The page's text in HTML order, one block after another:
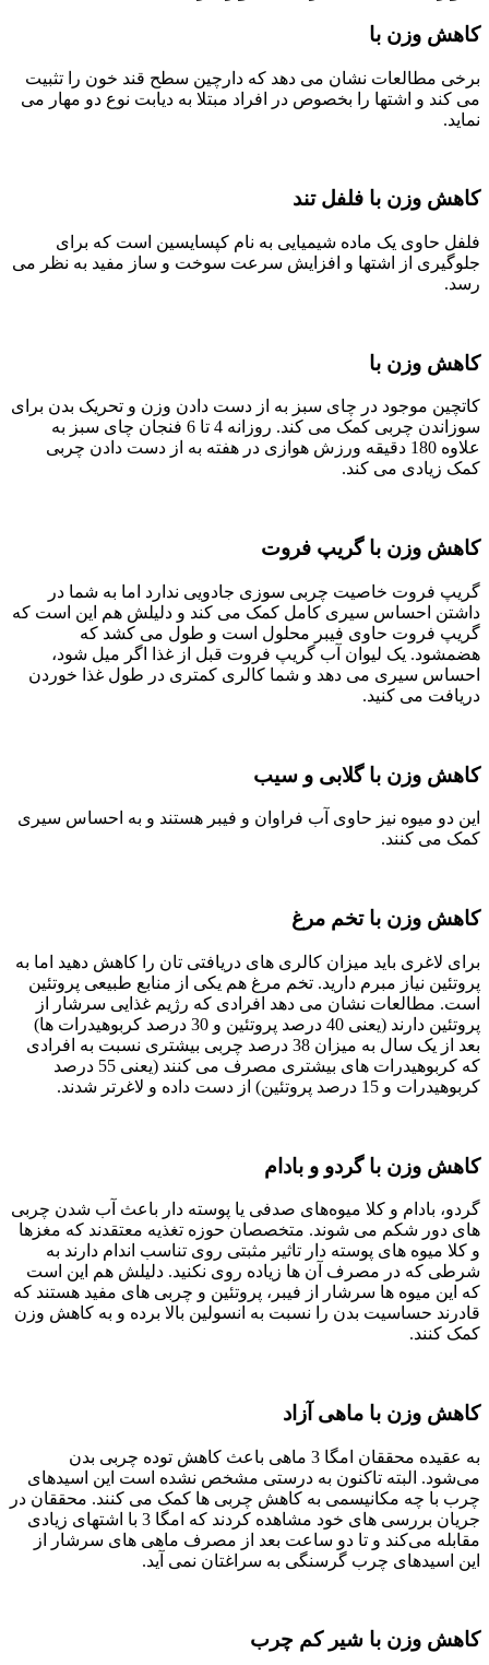
کاهش وزن با
برخی مطالعات نشان می دهد که دارچین سطح قند خون را تثبیت
می کند و اشتها را بخصوص در افراد مبتلا به دیابت نوع دو مهار می
نماید.
کاهش وزن با فلفل تند
فلفل حاوی یک ماده شیمیایی به نام کپسایسین است که برای
جلوگیری از اشتها و افزایش سرعت سوخت و ساز مفید به نظر می
رسد.
کاهش وزن با
کاتچین موجود در چای سبز به از دست دادن وزن و تحریک بدن برای
سوزاندن چربی کمک می کند. روزانه 4 تا 6 فنجان چای سبز به
علاوه 180 دقیقه ورزش هوازی در هفته به از دست دادن چربی
کمک زیادی می کند.
کاهش وزن با گریپ فروت
گریپ فروت خاصیت چربی سوزی جادویی ندارد اما به شما در
داشتن احساس سیری کامل کمک می کند و دلیلش هم این است که
گریپ فروت حاوی فیبر محلول است و طول می کشد که
هضمشود. یک لیوان آب گریپ فروت قبل از غذا اگر میل شود،
احساس سیری می دهد و شما کالری کمتری در طول غذا خوردن
دریافت می کنید.
کاهش وزن با گلابی و سیب
این دو میوه نیز حاوی آب فراوان و فیبر هستند و به احساس سیری
کمک می کنند.
کاهش وزن با تخم مرغ
برای لاغری باید میزان کالری‌ های دریافتی ‌تان را کاهش دهید اما به
پروتئین نیاز مبرم دارید. تخم ‌مرغ هم یکی از منابع طبیعی پروتئین
است. مطالعات نشان می ‌دهد افرادی که رژیم غذایی سرشار از
پروتئین دارند (یعنی 40 درصد پروتئین و 30 درصد کربوهیدرات‌ ها)
بعد از یک سال به میزان 38 درصد چربی بیشتری نسبت به افرادی
که کربوهیدرات ‌های بیشتری مصرف می ‌کنند (یعنی 55 درصد
کربوهیدرات و 15 درصد پروتئین) از دست داده و لاغرتر شدند.
کاهش وزن با گردو و بادام
گردو، بادام و کلا میوه‌های صدفی یا پوسته دار باعث آب شدن چربی
‌های دور شکم می‌ شوند. متخصصان حوزه تغذیه معتقدند که مغزها
و کلا میوه‌ های پوسته دار تاثیر مثبتی روی تناسب اندام دارند به
شرطی که در مصرف آن‌ ها زیاده ‌روی نکنید. دلیلش هم این است
که این میوه‌ ها سرشار از فیبر، پروتئین و چربی‌ های مفید هستند که
قادرند حساسیت بدن را نسبت به انسولین بالا برده و به کاهش وزن
کمک کنند.
کاهش وزن با ماهی آزاد
به عقیده‌ محققان امگا 3 ماهی باعث کاهش توده‌ چربی بدن
می‌شود. البته تاکنون به درستی مشخص نشده است این اسیدهای
چرب با چه مکانیسمی به کاهش چربی‌ ها کمک می ‌کنند. محققان در
جریان بررسی ‌های خود مشاهده کردند که امگا 3 با اشتهای زیادی
مقابله می‌کند و تا دو ساعت بعد از مصرف ماهی ‌های سرشار از
این اسیدهای چرب گرسنگی به سراغتان نمی ‌آید.
کاهش وزن با شیر کم چرب